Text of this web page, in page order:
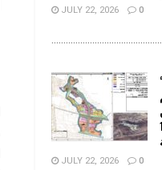
JULY 22, 2026 0
العام
و 19
JULY 22, 2026 0